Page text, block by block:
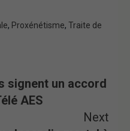
, Proxénétisme, Traite de
signent un accord
AES
Next